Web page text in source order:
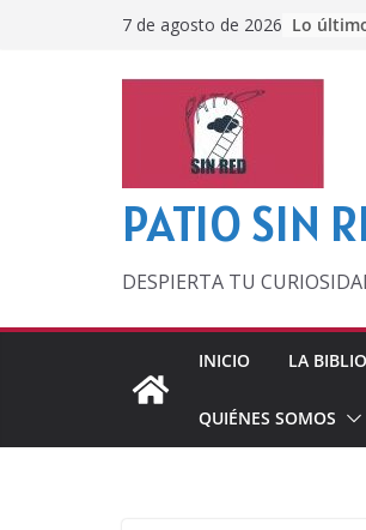
7 de agosto de 2026 Lo
PATIO SIN
DESPIERTA TU
INICIO LA
QUIÉNES SOMOS